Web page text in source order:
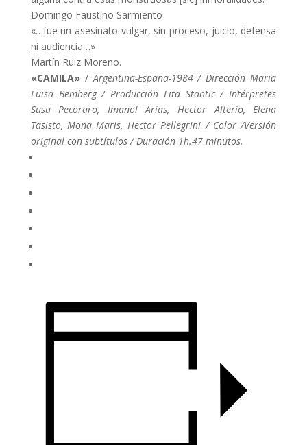
Domingo Faustino Sarmiento
«…fue un asesinato vulgar, sin proceso, juicio, defensa
ni audiencia…»
Martín Ruiz Moreno.
«CAMILA»/Argentina-España-1984 / Dirección Maria
Luisa Bemberg / Producción Lita Stantic / Intérpretes
Susu Pecoraro, Imanol Arias, Hector Alterio, Elena
Tasisto, Mona Maris, Hector Pellegrini / Color /Versión
original con subtítulos / Duración 1h.47 minutos.